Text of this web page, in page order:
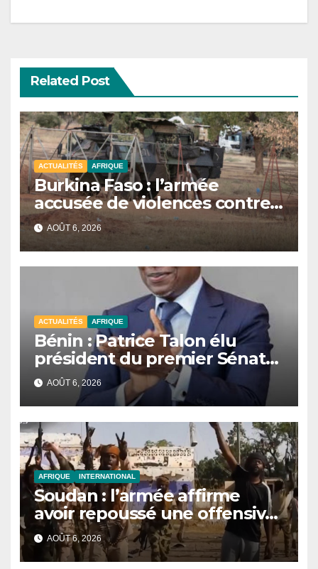
Related Post
ACTUALITÉS AFRIQUE
Burkina Faso : l’armée
accusée de violences contre
des civils après une attaque
jihadiste.
AOÛT 6, 2026
ACTUALITÉS AFRIQUE
Bénin : Patrice Talon élu
président du premier Sénat
de l’histoire du pays.
AOÛT 6, 2026
AFRIQUE INTERNATIONAL
Soudan : l’armée affirme
avoir repoussé une offensive
des FSR au Darfour
occidental
AOÛT 6, 2026